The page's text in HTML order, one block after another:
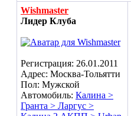
Wishmaster
Лидер Клуба
Регистрация: 26.01.2011
Адрес: Москва-Тольятти
Пол: Мужской
Автомобиль: Калина >
Гранта > Ларгус >